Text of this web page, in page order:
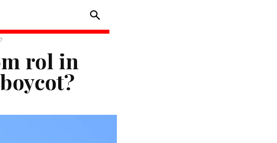
rol in